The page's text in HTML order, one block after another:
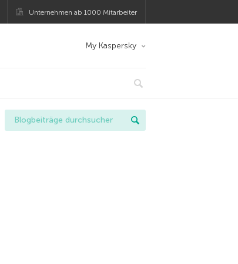
Unternehmen ab 1000 Mitarbeiter
My Kaspersky